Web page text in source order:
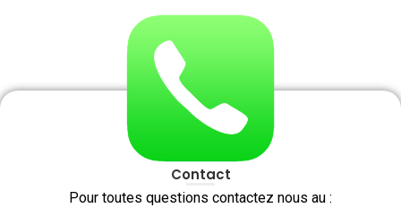
Contact
Pour toutes questions contactez nous au :